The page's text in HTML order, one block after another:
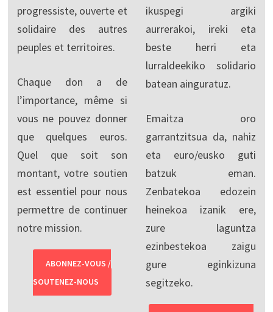
progressiste, ouverte et
solidaire des autres
peuples et territoires.
Chaque don a de
l’importance, même si
vous ne pouvez donner
que quelques euros.
Quel que soit son
montant, votre soutien
est essentiel pour nous
permettre de continuer
notre mission.
ABONNEZ-VOUS /
SOUTENEZ-NOUS
ikuspegi argiki
aurrerakoi, ireki eta
beste herri eta
lurraldeekiko solidario
batean ainguratuz.
Emaitza oro
garrantzitsua da, nahiz
eta euro/eusko guti
batzuk eman.
Zenbatekoa edozein
heinekoa izanik ere,
zure laguntza
ezinbestekoa zaigu
gure eginkizuna
segitzeko.